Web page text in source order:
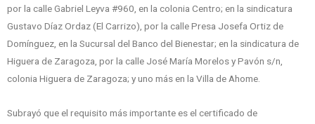
por la calle Gabriel Leyva #960, en la colonia Centro; en la sindicatura
Gustavo Díaz Ordaz (El Carrizo), por la calle Presa Josefa Ortiz de
Domínguez, en la Sucursal del Banco del Bienestar; en la sindicatura de
Higuera de Zaragoza, por la calle José María Morelos y Pavón s/n,
colonia Higuera de Zaragoza; y uno más en la Villa de Ahome.
Subrayó que el requisito más importante es el certificado de